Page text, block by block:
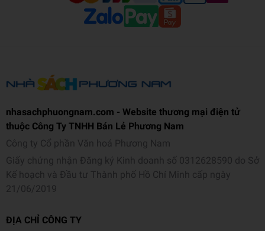
nhasachphuongnam.com - Website thương mại điện tử
thuộc Công Ty TNHH Bán Lẻ Phương Nam
Công ty Cổ phần Văn hoá Phương Nam
Giấy chứng nhận Đăng ký Kinh doanh số 0312628590 do Sở
Kế hoạch và Đầu tư Thành phố Hồ Chí Minh cấp ngày
21/06/2019
ĐỊA CHỈ CÔNG TY